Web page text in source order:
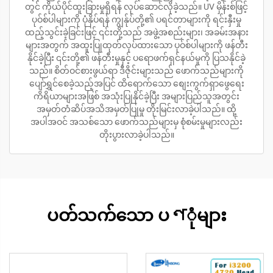
တွင် ကိုယ်ပိုင်ထူးခြားမှုရှိရန် လုပ်ဆောင်လိုခဲ့သည်။ UV မှိန်းစ်ဖြင့်
ပုဝ်စ်ပါများကို ပုံနှိပ်ရန် ကျွန်ုပ်တို့၏ ပရင်တာများကို ရင်းနှီးမှု
ထည့်သွင်းခဲ့ခြင်းဖြင့် ၎င်းတို့သည် အဖွဲ့အစည်းများ၊ အခမ်းအနား
များအတွက် အထူးပြုထုတ်လုပ်ထားသော ပုဝ်စ်ပါများကို ဖန်တီး
နိုင်ခဲ့ပြီး ၎င်းတို့၏ ဖန်တီးမှုနှင့် ပရောဖက်ရှင်နယ်မှုကို ပြသနိုင်ခဲ့
သည်။ စိတ်ဝင်စားဖွယ်ရာ ဒီဇိုင်းများသည် ဖောက်သည်များကို
ပျော်ရွှင်စေခဲ့သည့်အပြင် ထိရောက်သော စျေးကွက်ရှာဖွေရေး
ကိရိယာများအဖြစ် အသုံးပြုနိုင်ခဲ့ပြီး အများပြည်သူအတွင်း
အမှတ်တံဆိပ်အသိအမှတ်ပြုမှု တိုးမြင်းလာခဲ့ပါသည်။ ထို့
အပါအဝင် အသစ်သော ဖောက်သည်များမှ စုံစမ်းမှုများလည်း
တိုးပွားလာခဲ့ပါသည်။
ပတ်သက်သော ပণုံများ